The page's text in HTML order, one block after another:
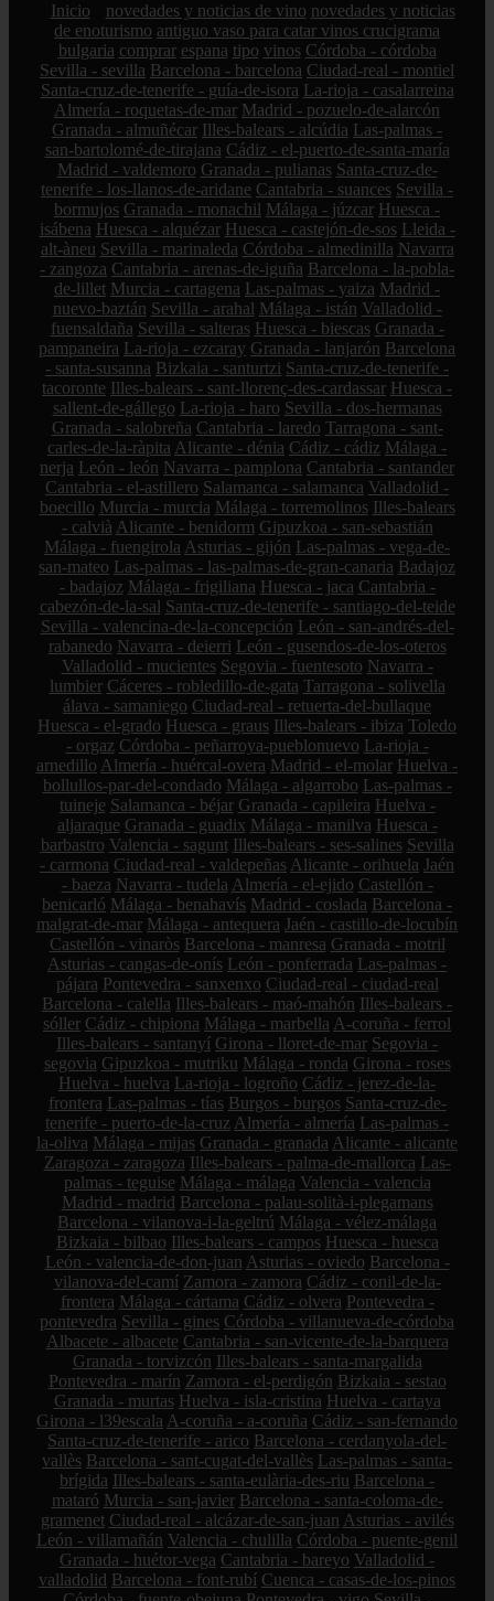
Inicio novedades y noticias de vino novedades y noticias
de enoturismo antiguo vaso para catar vinos crucigrama
bulgaria comprar espana tipo vinos Córdoba - córdoba
Sevilla - sevilla Barcelona - barcelona Ciudad-real - montiel
Santa-cruz-de-tenerife - guía-de-isora La-rioja - casalarreina
Almería - roquetas-de-mar Madrid - pozuelo-de-alarcón
Granada - almuñécar Illes-balears - alcúdia Las-palmas -
san-bartolomé-de-tirajana Cádiz - el-puerto-de-santa-maría
Madrid - valdemoro Granada - pulianas Santa-cruz-de-
tenerife - los-llanos-de-aridane Cantabria - suances Sevilla -
bormujos Granada - monachil Málaga - júzcar Huesca -
isábena Huesca - alquézar Huesca - castejón-de-sos Lleida -
alt-àneu Sevilla - marinaleda Córdoba - almedinilla Navarra
- zangoza Cantabria - arenas-de-iguña Barcelona - la-pobla-
de-lillet Murcia - cartagena Las-palmas - yaiza Madrid -
nuevo-baztán Sevilla - arahal Málaga - istán Valladolid -
fuensaldaña Sevilla - salteras Huesca - biescas Granada -
pampaneira La-rioja - ezcaray Granada - lanjarón Barcelona
- santa-susanna Bizkaia - santurtzi Santa-cruz-de-tenerife -
tacoronte Illes-balears - sant-llorenç-des-cardassar Huesca -
sallent-de-gállego La-rioja - haro Sevilla - dos-hermanas
Granada - salobreña Cantabria - laredo Tarragona - sant-
carles-de-la-ràpita Alicante - dénia Cádiz - cádiz Málaga -
nerja León - león Navarra - pamplona Cantabria - santander
Cantabria - el-astillero Salamanca - salamanca Valladolid -
boecillo Murcia - murcia Málaga - torremolinos Illes-balears
- calvià Alicante - benidorm Gipuzkoa - san-sebastián
Málaga - fuengirola Asturias - gijón Las-palmas - vega-de-
san-mateo Las-palmas - las-palmas-de-gran-canaria Badajoz
- badajoz Málaga - frigiliana Huesca - jaca Cantabria -
cabezón-de-la-sal Santa-cruz-de-tenerife - santiago-del-teide
Sevilla - valencina-de-la-concepción León - san-andrés-del-
rabanedo Navarra - deierri León - gusendos-de-los-oteros
Valladolid - mucientes Segovia - fuentesoto Navarra -
lumbier Cáceres - robledillo-de-gata Tarragona - solivella
álava - samaniego Ciudad-real - retuerta-del-bullaque
Huesca - el-grado Huesca - graus Illes-balears - ibiza Toledo
- orgaz Córdoba - peñarroya-pueblonuevo La-rioja -
arnedillo Almería - huércal-overa Madrid - el-molar Huelva -
bollullos-par-del-condado Málaga - algarrobo Las-palmas -
tuineje Salamanca - béjar Granada - capileira Huelva -
aljaraque Granada - guadix Málaga - manilva Huesca -
barbastro Valencia - sagunt Illes-balears - ses-salines Sevilla
- carmona Ciudad-real - valdepeñas Alicante - orihuela Jaén
- baeza Navarra - tudela Almería - el-ejido Castellón -
benicarló Málaga - benahavís Madrid - coslada Barcelona -
malgrat-de-mar Málaga - antequera Jaén - castillo-de-locubín
Castellón - vinaròs Barcelona - manresa Granada - motril
Asturias - cangas-de-onís León - ponferrada Las-palmas -
pájara Pontevedra - sanxenxo Ciudad-real - ciudad-real
Barcelona - calella Illes-balears - maó-mahón Illes-balears -
sóller Cádiz - chipiona Málaga - marbella A-coruña - ferrol
Illes-balears - santanyí Girona - lloret-de-mar Segovia -
segovia Gipuzkoa - mutriku Málaga - ronda Girona - roses
Huelva - huelva La-rioja - logroño Cádiz - jerez-de-la-
frontera Las-palmas - tías Burgos - burgos Santa-cruz-de-
tenerife - puerto-de-la-cruz Almería - almería Las-palmas -
la-oliva Málaga - mijas Granada - granada Alicante - alicante
Zaragoza - zaragoza Illes-balears - palma-de-mallorca Las-
palmas - teguise Málaga - málaga Valencia - valencia
Madrid - madrid Barcelona - palau-solità-i-plegamans
Barcelona - vilanova-i-la-geltrú Málaga - vélez-málaga
Bizkaia - bilbao Illes-balears - campos Huesca - huesca
León - valencia-de-don-juan Asturias - oviedo Barcelona -
vilanova-del-camí Zamora - zamora Cádiz - conil-de-la-
frontera Málaga - cártama Cádiz - olvera Pontevedra -
pontevedra Sevilla - gines Córdoba - villanueva-de-córdoba
Albacete - albacete Cantabria - san-vicente-de-la-barquera
Granada - torvizcón Illes-balears - santa-margalida
Pontevedra - marín Zamora - el-perdigón Bizkaia - sestao
Granada - murtas Huelva - isla-cristina Huelva - cartaya
Girona - l39escala A-coruña - a-coruña Cádiz - san-fernando
Santa-cruz-de-tenerife - arico Barcelona - cerdanyola-del-
vallès Barcelona - sant-cugat-del-vallès Las-palmas - santa-
brígida Illes-balears - santa-eulària-des-riu Barcelona -
mataró Murcia - san-javier Barcelona - santa-coloma-de-
gramenet Ciudad-real - alcázar-de-san-juan Asturias - avilés
León - villamañán Valencia - chulilla Córdoba - puente-genil
Granada - huétor-vega Cantabria - bareyo Valladolid -
valladolid Barcelona - font-rubí Cuenca - casas-de-los-pinos